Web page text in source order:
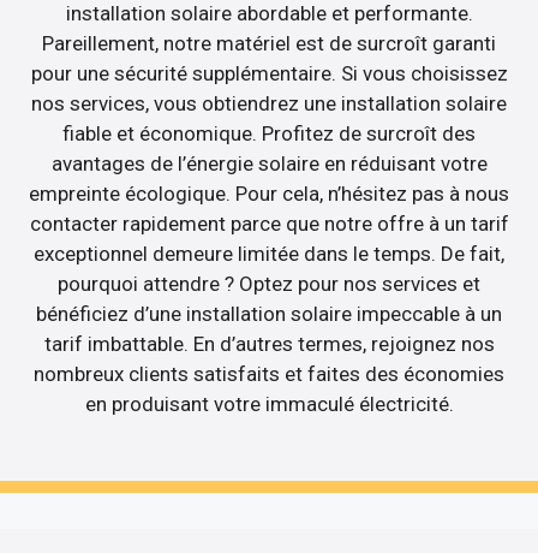
installation solaire abordable et performante.
Pareillement, notre matériel est de surcroît garanti
pour une sécurité supplémentaire. Si vous choisissez
nos services, vous obtiendrez une installation solaire
fiable et économique. Profitez de surcroît des
avantages de l’énergie solaire en réduisant votre
empreinte écologique. Pour cela, n’hésitez pas à nous
contacter rapidement parce que notre offre à un tarif
exceptionnel demeure limitée dans le temps. De fait,
pourquoi attendre ? Optez pour nos services et
bénéficiez d’une installation solaire impeccable à un
tarif imbattable. En d’autres termes, rejoignez nos
nombreux clients satisfaits et faites des économies
en produisant votre immaculé électricité.